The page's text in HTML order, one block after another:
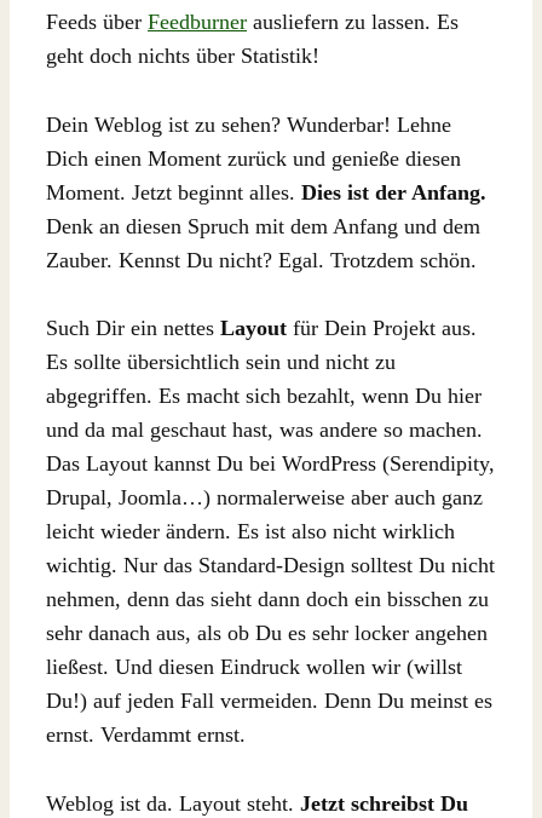
Feeds über Feedburner ausliefern zu lassen. Es
geht doch nichts über Statistik!
Dein Weblog ist zu sehen? Wunderbar! Lehne
Dich einen Moment zurück und genieße diesen
Moment. Jetzt beginnt alles. Dies ist der Anfang.
Denk an diesen Spruch mit dem Anfang und dem
Zauber. Kennst Du nicht? Egal. Trotzdem schön.
Such Dir ein nettes Layout für Dein Projekt aus.
Es sollte übersichtlich sein und nicht zu
abgegriffen. Es macht sich bezahlt, wenn Du hier
und da mal geschaut hast, was andere so machen.
Das Layout kannst Du bei WordPress (Serendipity,
Drupal, Joomla…) normalerweise aber auch ganz
leicht wieder ändern. Es ist also nicht wirklich
wichtig. Nur das Standard-Design solltest Du nicht
nehmen, denn das sieht dann doch ein bisschen zu
sehr danach aus, als ob Du es sehr locker angehen
ließest. Und diesen Eindruck wollen wir (willst
Du!) auf jeden Fall vermeiden. Denn Du meinst es
ernst. Verdammt ernst.
Weblog ist da. Layout steht. Jetzt schreibst Du